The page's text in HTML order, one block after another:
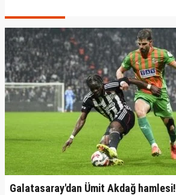
Galatasaray'dan Ümit Akdağ hamlesi!